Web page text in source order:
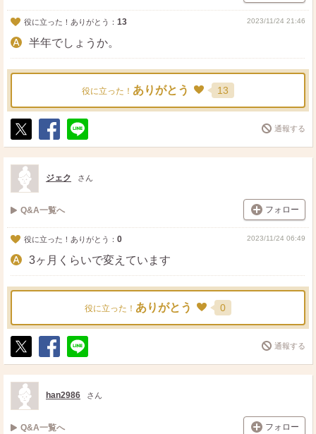
役に立った！ありがとう： 13 2023/11/24 21:46
半年でしょうか。
役に立った！ ありがとう 13
ポ
ス
ト
シ
ェ
送
る
通報する
ジェク さん
Q&A一覧へ フォロー
役に立った！ありがとう： 0 2023/11/24 06:49
3ヶ月くらいで変えています
役に立った！ ありがとう 0
ポ
ス
ト
シ
ェ
送
る
通報する
han2986 さん
Q&A一覧へ フォロー